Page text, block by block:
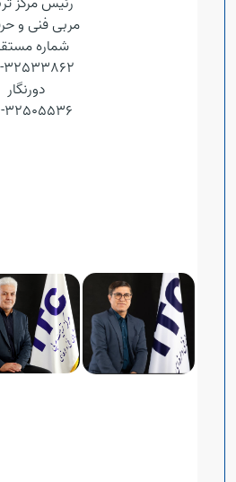
مربی فنی و
شماره
32533862-026
دورنگار
32505536-026